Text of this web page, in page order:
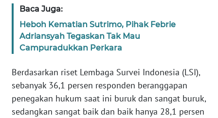
Baca Juga:
Heboh Kematian Sutrimo, Pihak Febrie
Adriansyah Tegaskan Tak Mau
Campuradukkan Perkara
Berdasarkan riset Lembaga Survei Indonesia (LSI),
sebanyak 36,1 persen responden beranggapan
penegakan hukum saat ini buruk dan sangat buruk,
sedangkan sangat baik dan baik hanya 28,1 persen
WN
WN
JAKARTA
WN
JABAR
WN